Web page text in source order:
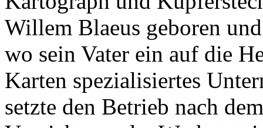
Willem Blaeus geboren
wo sein Vater ein auf die
Karten spezialisiertes
setzte den Betrieb nach